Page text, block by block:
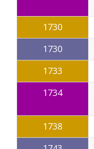
1730
1730
1733
1734
1738